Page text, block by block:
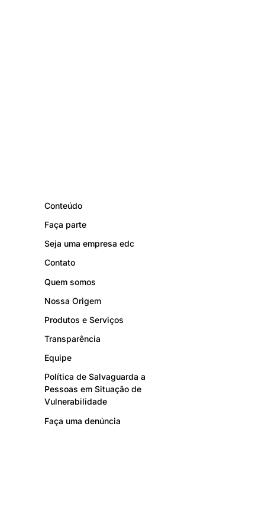
Conteúdo
Faça parte
Seja uma empresa edc
Contato
Quem somos
Nossa Origem
Produtos e Serviços
Transparência
Equipe
Política de Salvaguarda a
Pessoas em Situação de
Vulnerabilidade
Faça uma denúncia